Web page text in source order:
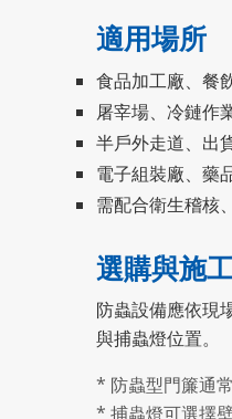
適用場所
食品加工廠、餐
屠宰場、冷鏈作
半戶外走道、出
電子組裝廠、藥
需配合衛生稽核
選購與施
防蟲設備應依現
與捕蟲燈位置。
* 防蟲型門簾通
* 捕蟲燈可選擇